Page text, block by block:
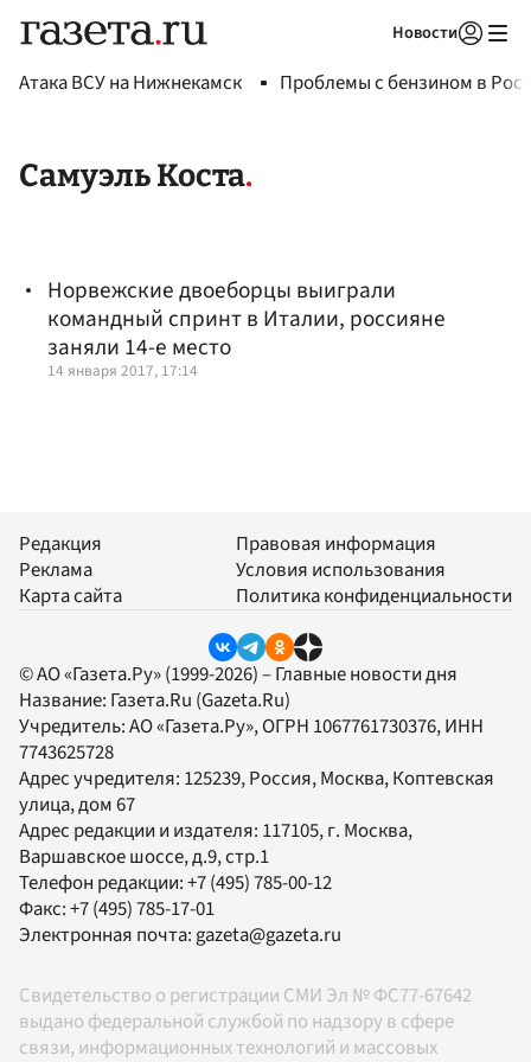
Новости
Атака ВСУ на Нижнекамск Проблемы с бензином в
Самуэль Коста
Норвежские двоеборцы выиграли
командный спринт в Италии, россияне
заняли 14-е место
14 января 2017, 17:14
Редакция
Реклама
Карта сайта
Правовая информация
Условия использования
Политика конфиденциальности
© АО «Газета.Ру» (1999-2026) – Главные новости дня
Название: Газета.Ru (Gazeta.Ru)
Учредитель:АО «Газета.Ру», ОГРН 1067761730376, ИНН
7743625728
Адрес учредителя: 125239, Россия, Москва, Коптевская
улица, дом 67
Адрес редакции и издателя: 117105, г. Москва,
Варшавское шоссе, д.9, стр.1
Телефон редакции:+7 (495) 785-00-12
Факс:+7 (495) 785-17-01
Электронная почта:gazeta@gazeta.ru
Свидетельство о регистрации СМИ Эл № ФС77-67642
выдано федеральной службой по надзору в сфере
связи, информационных технологий и массовых